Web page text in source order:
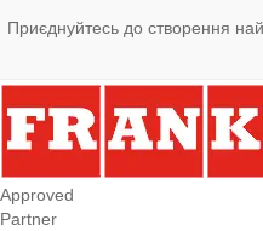
Приєднуйтесь до створення
Approved
Partner